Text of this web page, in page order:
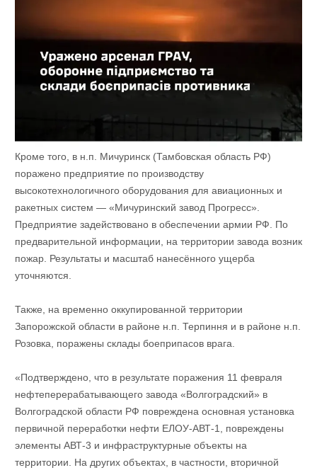
Кроме того, в н.п. Мичуринск (Тамбовская область РФ)
поражено предприятие по производству
высокотехнологичного оборудования для авиационных и
ракетных систем — «Мичуринский завод Прогресс».
Предприятие задействовано в обеспечении армии РФ. По
предварительной информации, на территории завода возник
пожар. Результаты и масштаб нанесённого ущерба
уточняются.
Также, на временно оккупированной территории
Запорожской области в районе н.п. Терпиння и в районе н.п.
Розовка, поражены склады боеприпасов врага.
«Подтверждено, что в результате поражения 11 февраля
нефтеперерабатывающего завода «Волгоградский» в
Волгоградской области РФ повреждена основная установка
первичной переработки нефти ЕЛОУ-АВТ-1, повреждены
элементы АВТ-3 и инфраструктурные объекты на
территории. На других объектах, в частности, вторичной